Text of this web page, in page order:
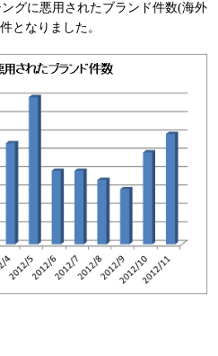
グに悪用されたブランド件数(海外
となりました。